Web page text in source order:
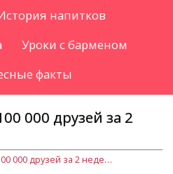
напитков
Уроки с барменом
факты
000 друзей за 2
KFC набрал более 100 000 друзей за 2 недели!